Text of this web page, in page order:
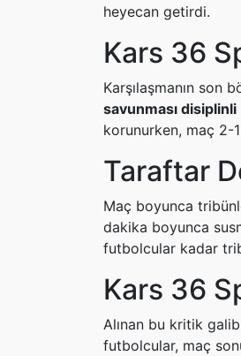
heyecan getirdi.
Kars 36
Karşılaşmanın son
savunması
korunurken, maç 2-
Taraftar
Maç boyunca
dakika boyunca
futbolcular kadar
Kars 36
Alınan bu kritik
futbolcular, maç